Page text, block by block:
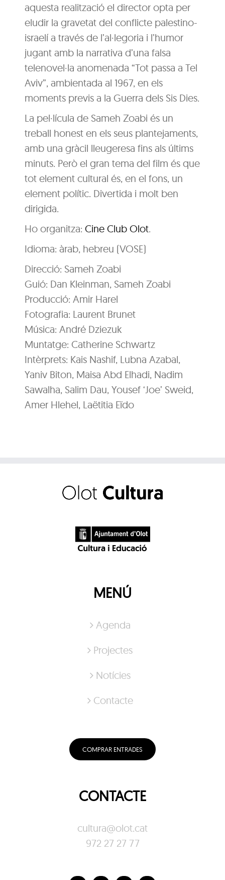
aquesta realització el director opta per
eludir la gravetat del conflicte palestino-
israelí a través de l’al·legoria i l’humor
jugant amb la narrativa d’una falsa
telenovel·la anomenada “Tot passa a Tel
Aviv”, ambientada al 1967, en els
moments previs a la Guerra dels Sis Dies.
La pel·lícula de Sameh Zoabi és un
treball honest en els seus plantejaments,
amb una gràcil lleugeresa fins als últims
minuts. Però el gran tema del film és que
tot element cultural és, en el fons, un
element polític. Divertida i molt ben
dirigida.
Ho organitza:Cine Club Olot.
Idioma: àrab, hebreu (VOSE)
Direcció: Sameh Zoabi
Guió: Dan Kleinman, Sameh Zoabi
Producció: Amir Harel
Fotografia: Laurent Brunet
Música: André Dziezuk
Muntatge: Catherine Schwartz
Intèrprets: Kais Nashif, Lubna Azabal,
Yaniv Biton, Maisa Abd Elhadi, Nadim
Sawalha, Salim Dau, Yousef ‘Joe’ Sweid,
Amer Hlehel, Laëtitia Eïdo
MENÚ
Agenda
Projectes
Notícies
Contacte
COMPRAR ENTRADES
CONTACTE
cultura@olot.cat
972 27 27 77